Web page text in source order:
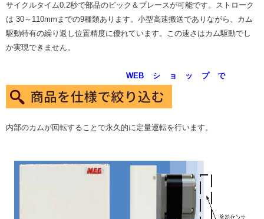
サイクルタイム0.2秒で部品のピック＆プレースが可能です。ストローク
は 30～110mmまでの9種類あります。小型高速搬送でありながら、カム
駆動特有の繰り返し位置精度に優れています。この速さはカム駆動でし
か実現できません。
WEBショップで
内部のカムが回転することで永久的に定量運転を行います。